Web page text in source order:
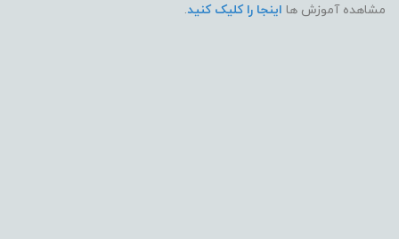
مشاهده آموزش ها اینجا را کلیک کنید.